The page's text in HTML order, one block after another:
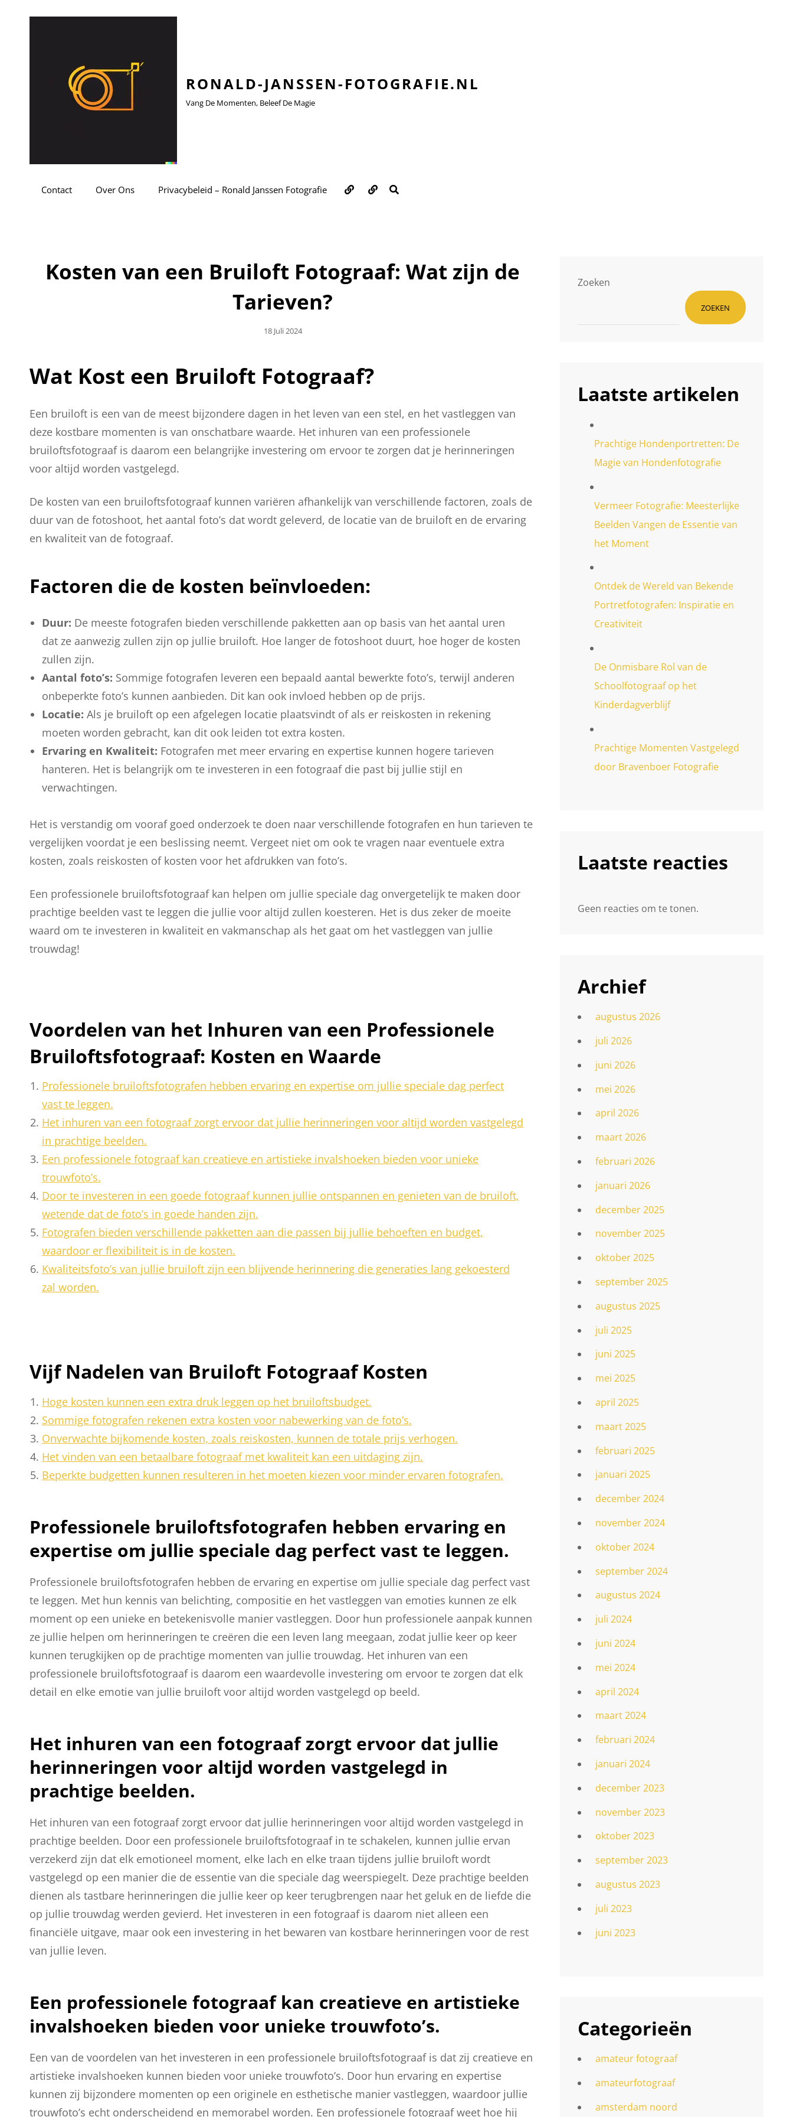
RONALD-JANSSEN-FOTOGRAFIE.NL
Vang De Momenten, Beleef De Magie
Contact Over Ons Privacybeleid – Ronald Janssen Fotografie Over
ons
Contact
Kosten van een Bruiloft Fotograaf: Wat zijn de
Tarieven?
Geplaatst
18 Juli 2024
Wat Kost een Bruiloft Fotograaf?
Een bruiloft is een van de meest bijzondere dagen in het leven van een stel, en het vastleggen van
deze kostbare momenten is van onschatbare waarde. Het inhuren van een professionele
bruiloftsfotograaf is daarom een belangrijke investering om ervoor te zorgen dat je herinneringen
voor altijd worden vastgelegd.
De kosten van een bruiloftsfotograaf kunnen variëren afhankelijk van verschillende factoren, zoals de
duur van de fotoshoot, het aantal foto’s dat wordt geleverd, de locatie van de bruiloft en de ervaring
en kwaliteit van de fotograaf.
Factoren die de kosten beïnvloeden:
Duur: De meeste fotografen bieden verschillende pakketten aan op basis van het aantal uren
dat ze aanwezig zullen zijn op jullie bruiloft. Hoe langer de fotoshoot duurt, hoe hoger de kosten
zullen zijn.
Aantal foto’s: Sommige fotografen leveren een bepaald aantal bewerkte foto’s, terwijl anderen
onbeperkte foto’s kunnen aanbieden. Dit kan ook invloed hebben op de prijs.
Locatie: Als je bruiloft op een afgelegen locatie plaatsvindt of als er reiskosten in rekening
moeten worden gebracht, kan dit ook leiden tot extra kosten.
Ervaring en Kwaliteit: Fotografen met meer ervaring en expertise kunnen hogere tarieven
hanteren. Het is belangrijk om te investeren in een fotograaf die past bij jullie stijl en
verwachtingen.
Het is verstandig om vooraf goed onderzoek te doen naar verschillende fotografen en hun tarieven te
vergelijken voordat je een beslissing neemt. Vergeet niet om ook te vragen naar eventuele extra
kosten, zoals reiskosten of kosten voor het afdrukken van foto’s.
Een professionele bruiloftsfotograaf kan helpen om jullie speciale dag onvergetelijk te maken door
prachtige beelden vast te leggen die jullie voor altijd zullen koesteren. Het is dus zeker de moeite
waard om te investeren in kwaliteit en vakmanschap als het gaat om het vastleggen van jullie
trouwdag!
Voordelen van het Inhuren van een Professionele
Bruiloftsfotograaf: Kosten en Waarde
Professionele bruiloftsfotografen hebben ervaring en expertise om jullie speciale dag perfect
vast te leggen.
Het inhuren van een fotograaf zorgt ervoor dat jullie herinneringen voor altijd worden vastgelegd
in prachtige beelden.
Een professionele fotograaf kan creatieve en artistieke invalshoeken bieden voor unieke
trouwfoto’s.
Door te investeren in een goede fotograaf kunnen jullie ontspannen en genieten van de bruiloft,
wetende dat de foto’s in goede handen zijn.
Fotografen bieden verschillende pakketten aan die passen bij jullie behoeften en budget,
waardoor er flexibiliteit is in de kosten.
Kwaliteitsfoto’s van jullie bruiloft zijn een blijvende herinnering die generaties lang gekoesterd
zal worden.
Vijf Nadelen van Bruiloft Fotograaf Kosten
Hoge kosten kunnen een extra druk leggen op het bruiloftsbudget.
Sommige fotografen rekenen extra kosten voor nabewerking van de foto’s.
Onverwachte bijkomende kosten, zoals reiskosten, kunnen de totale prijs verhogen.
Het vinden van een betaalbare fotograaf met kwaliteit kan een uitdaging zijn.
Beperkte budgetten kunnen resulteren in het moeten kiezen voor minder ervaren fotografen.
Professionele bruiloftsfotografen hebben ervaring en
expertise om jullie speciale dag perfect vast te leggen.
Professionele bruiloftsfotografen hebben de ervaring en expertise om jullie speciale dag perfect vast
te leggen. Met hun kennis van belichting, compositie en het vastleggen van emoties kunnen ze elk
moment op een unieke en betekenisvolle manier vastleggen. Door hun professionele aanpak kunnen
ze jullie helpen om herinneringen te creëren die een leven lang meegaan, zodat jullie keer op keer
kunnen terugkijken op de prachtige momenten van jullie trouwdag. Het inhuren van een
professionele bruiloftsfotograaf is daarom een waardevolle investering om ervoor te zorgen dat elk
detail en elke emotie van jullie bruiloft voor altijd worden vastgelegd op beeld.
Het inhuren van een fotograaf zorgt ervoor dat jullie
herinneringen voor altijd worden vastgelegd in
prachtige beelden.
Het inhuren van een fotograaf zorgt ervoor dat jullie herinneringen voor altijd worden vastgelegd in
prachtige beelden. Door een professionele bruiloftsfotograaf in te schakelen, kunnen jullie ervan
verzekerd zijn dat elk emotioneel moment, elke lach en elke traan tijdens jullie bruiloft wordt
vastgelegd op een manier die de essentie van die speciale dag weerspiegelt. Deze prachtige beelden
dienen als tastbare herinneringen die jullie keer op keer terugbrengen naar het geluk en de liefde die
op jullie trouwdag werden gevierd. Het investeren in een fotograaf is daarom niet alleen een
financiële uitgave, maar ook een investering in het bewaren van kostbare herinneringen voor de rest
van jullie leven.
Een professionele fotograaf kan creatieve en artistieke
invalshoeken bieden voor unieke trouwfoto’s.
Een van de voordelen van het investeren in een professionele bruiloftsfotograaf is dat zij creatieve en
artistieke invalshoeken kunnen bieden voor unieke trouwfoto’s. Door hun ervaring en expertise
kunnen zij bijzondere momenten op een originele en esthetische manier vastleggen, waardoor jullie
trouwfoto’s echt onderscheidend en memorabel worden. Een professionele fotograaf weet hoe hij
Zoeken
ZOEKEN
Laatste artikelen
Prachtige Hondenportretten: De
Magie van Hondenfotografie
Vermeer Fotografie: Meesterlijke
Beelden Vangen de Essentie van
het Moment
Ontdek de Wereld van Bekende
Portretfotografen: Inspiratie en
Creativiteit
De Onmisbare Rol van de
Schoolfotograaf op het
Kinderdagverblijf
Prachtige Momenten Vastgelegd
door Bravenboer Fotografie
Laatste reacties
Geen reacties om te tonen.
Archief
augustus 2026
juli 2026
juni 2026
mei 2026
april 2026
maart 2026
februari 2026
januari 2026
december 2025
november 2025
oktober 2025
september 2025
augustus 2025
juli 2025
juni 2025
mei 2025
april 2025
maart 2025
februari 2025
januari 2025
december 2024
november 2024
oktober 2024
september 2024
augustus 2024
juli 2024
juni 2024
mei 2024
april 2024
maart 2024
februari 2024
januari 2024
december 2023
november 2023
oktober 2023
september 2023
augustus 2023
juli 2023
juni 2023
Categorieën
amateur fotograaf
amateurfotograaf
amsterdam noord